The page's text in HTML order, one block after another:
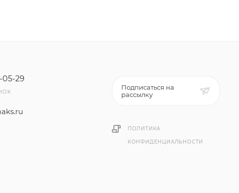
05-29
Подписаться на
рассылку
ПОЛИТИКА
КОНФИДЕНЦИАЛЬНОСТИ